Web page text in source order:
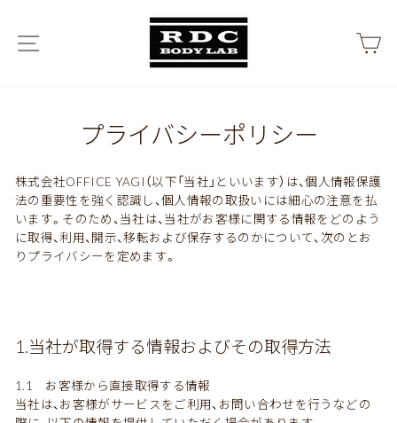
プライバシーポリシー
株式会社OFFICE YAGI（以下「当社」といいます）は、個人情報保護
法の重要性を強く認識し、個人情報の取扱いには細心の注意を払
います。そのため、当社は、当社がお客様に関する情報をどのよう
に取得、利用、開示、移転および保存するのかについて、次のとお
りプライバシーを定めます。
1.当社が取得する情報およびその取得方法
1.1 お客様から直接取得する情報
当社は、お客様がサービスをご利用、お問い合わせを行うなどの